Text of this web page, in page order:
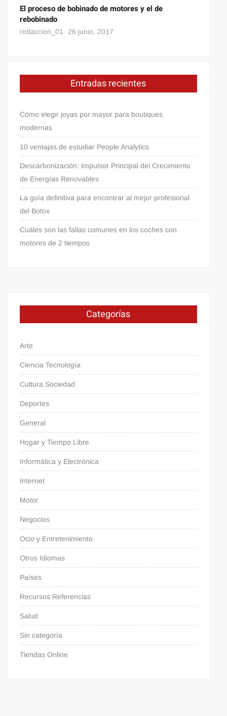
El proceso de bobinado de motores y el de
rebobinado
redaccion_01 26 junio, 2017
Entradas recientes
Cómo elegir joyas por mayor para boutiques
modernas
10 ventajas de estudiar People Analytics
Descarbonización: Impulsor Principal del Crecimiento
de Energías Renovables
La guía definitiva para encontrar al mejor profesional
del Botox
Cuáles son las fallas comunes en los coches con
motores de 2 tiempos
Categorías
Arte
Ciencia Tecnología
Cultura Sociedad
Deportes
General
Hogar y Tiempo Libre
Informática y Electrónica
Internet
Motor
Negocios
Ocio y Entretenimiento
Otros Idiomas
Países
Recursos Referencias
Salud
Sin categoría
Tiendas Online